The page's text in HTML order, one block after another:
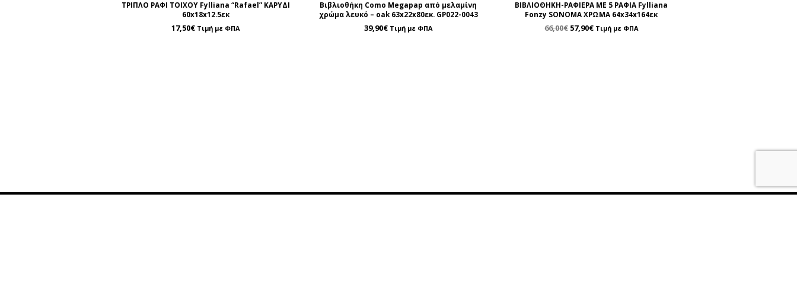
ΤΡΙΠΛΟ ΡΑΦΙ ΤΟΙΧΟΥ Fylliana “Rafael” ΚΑΡΥΔΙ
60x18x12.5εκ
17,50€ Τιμή με ΦΠΑ
Βιβλιοθήκη Como Megapap από μελαμίνη
χρώμα λευκό – oak 63x22x80εκ. GP022-0043
39,90€ Τιμή με ΦΠΑ
ΒΙΒΛΙΟΘΗΚΗ-ΡΑΦΙΕΡΑ ΜΕ 5 ΡΑΦΙΑ Fylliana
Fonzy SONOMA ΧΡΩΜΑ 64x34x164εκ
66,00€ 57,90€ Τιμή με ΦΠΑ